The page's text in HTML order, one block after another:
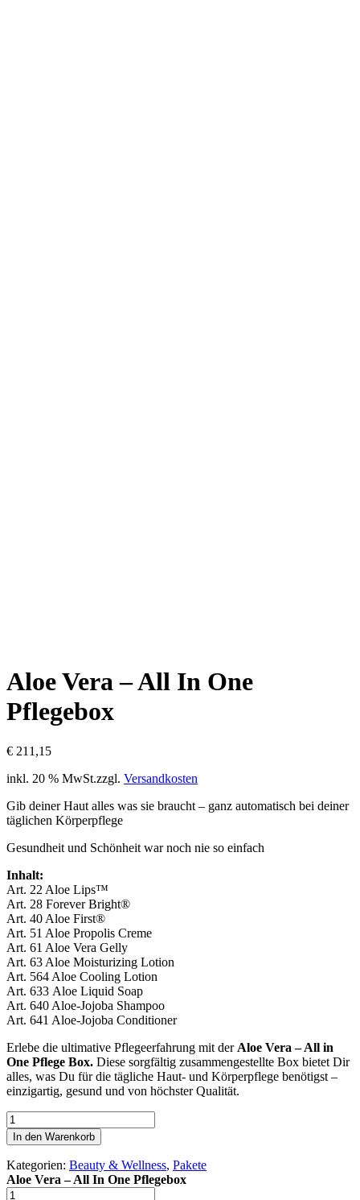
Aloe Vera – All In One
Pflegebox
€ 211,15
inkl. 20 % MwSt.zzgl. Versandkosten
Gib deiner Haut alles was sie braucht – ganz automatisch bei deiner
täglichen Körperpflege
Gesundheit und Schönheit war noch nie so einfach
Inhalt:
Art. 22 Aloe Lips™
Art. 28 Forever Bright®
Art. 40 Aloe First®
Art. 51 Aloe Propolis Creme
Art. 61 Aloe Vera Gelly
Art. 63 Aloe Moisturizing Lotion
Art. 564 Aloe Cooling Lotion
Art. 633 Aloe Liquid Soap
Art. 640 Aloe-Jojoba Shampoo
Art. 641 Aloe-Jojoba Conditioner
Erlebe die ultimative Pflegeerfahrung mit der Aloe Vera – All in
One Pflege Box. Diese sorgfältig zusammengestellte Box bietet Dir
alles, was Du für die tägliche Haut- und Körperpflege benötigst –
einzigartig, gesund und von höchster Qualität.
Aloe
Vera
-
All
In
One
In den Warenkorb
Kategorien: Beauty & Wellness, Pakete
Aloe Vera – All In One Pflegebox
Aloe